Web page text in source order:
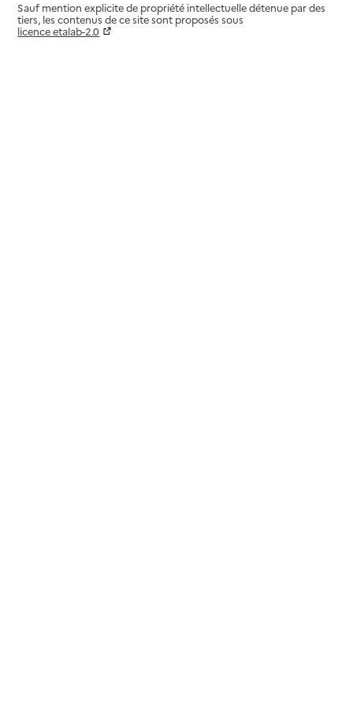
Sauf mention explicite de propriété intellectuelle détenue par des
tiers, les contenus de ce site sont proposés sous
licence etalab-2.0